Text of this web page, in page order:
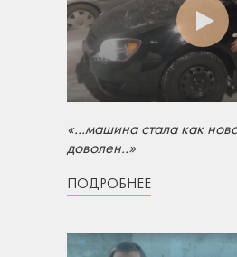
«...машина стала как
доволен..»
ПОДРОБНЕЕ